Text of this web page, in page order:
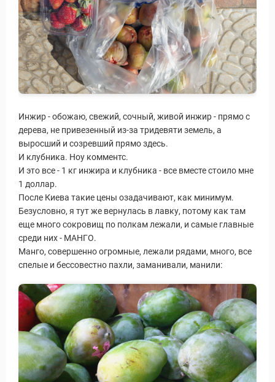
Инжир - обожаю, свежий, сочный, живой инжир - прямо с
дерева, не привезенный из-за тридевяти земель, а
выросший и созревший прямо здесь.
И клубника. Ноу комментс.
И это все - 1 кг инжира и клубника - все вместе стоило мне
1 доллар.
После Киева такие цены озадачивают, как минимум.
Безусловно, я тут же вернулась в лавку, потому как там
еще много сокровищ по полкам лежали, и самые главные
среди них - МАНГО.
Манго, совершенно огромные, лежали рядами, много, все
спелые и бессовестно пахли, заманивали, манили: